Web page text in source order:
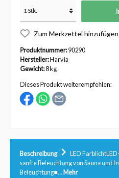
Zum Merkzettel hinzufügen
Produktnummer:90290
Hersteller:Harvia
Gewicht:8 kg
Dieses Produkt weiterempfehlen:
Beschreibung
LED
sanfte Beleuchtung von Sauna und
Beleuchtung■…Mehr